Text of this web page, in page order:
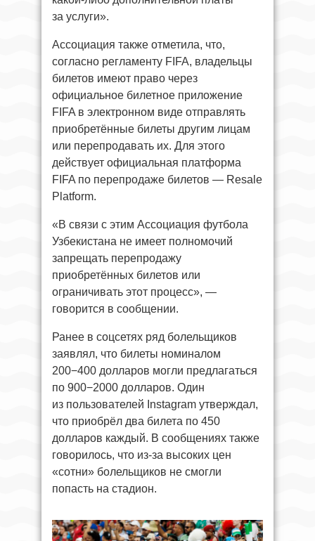
за услуги».
Ассоциация также отметила, что,
согласно регламенту FIFA, владельцы
билетов имеют право через
официальное билетное приложение
FIFA в электронном виде отправлять
приобретённые билеты другим лицам
или перепродавать их. Для этого
действует официальная платформа
FIFA по перепродаже билетов — Resale
Platform.
«В связи с этим Ассоциация футбола
Узбекистана не имеет полномочий
запрещать перепродажу
приобретённых билетов или
ограничивать этот процесс», —
говорится в сообщении.
Ранее в соцсетях ряд болельщиков
заявлял, что билеты номиналом
200−400 долларов могли предлагаться
по 900−2000 долларов. Один
из пользователей Instagram утверждал,
что приобрёл два билета по 450
долларов каждый. В сообщениях также
говорилось, что из-за высоких цен
«сотни» болельщиков не смогли
попасть на стадион.